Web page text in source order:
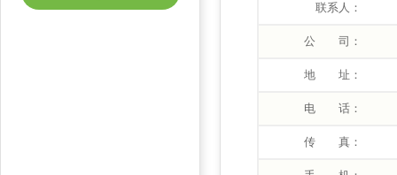
联系人：
公 司：
地 址：
电 话：
传 真：